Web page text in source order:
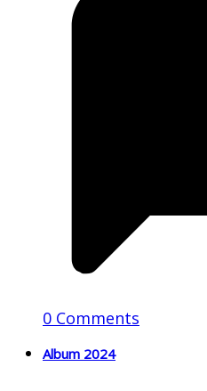
0 Comments
Album 2024